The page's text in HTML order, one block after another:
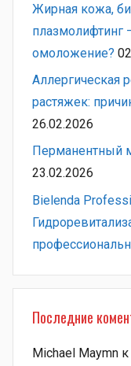
Жирная кожа,
плазмолифтинг
омоложение?
Аллергическая
растяжек:
26.02.2026
Перманентный
23.02.2026
Bielenda
Последние
Michael Maymn